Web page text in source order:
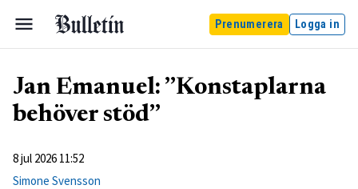
Prenumerera Logga in
Jan Emanuel: ”Konstaplarna
behöver stöd”
8 jul 2026 11:52
Simone Svensson